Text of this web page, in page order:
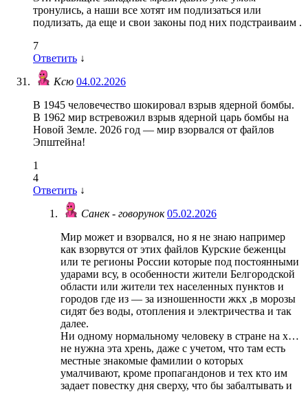
тронулись, а наши все хотят им подлизаться или
подлизать, да еще и свои законы под них подстраиваим .
7
Ответить ↓
Ксю 04.02.2026
В 1945 человечество шокировал взрыв ядерной бомбы.
В 1962 мир встревожил взрыв ядерной царь бомбы на
Новой Земле. 2026 год — мир взорвался от файлов
Эпштейна!
1
4
Ответить ↓
Санек - говорунок05.02.2026
Мир может и взорвался, но я не знаю например
как взорвутся от этих файлов Курские беженцы
или те регионы России которые под постоянными
ударами всу, в особенности жители Белгородской
области или жители тех населенных пунктов и
городов где из — за изношенности жкх ,в морозы
сидят без воды, отопления и электричества и так
далее.
Ни одному нормальному человеку в стране на х…
не нужна эта хрень, даже с учетом, что там есть
местные знакомые фамилии о которых
умалчивают, кроме пропагандонов и тех кто им
задает повестку дня сверху, что бы забалтывать и